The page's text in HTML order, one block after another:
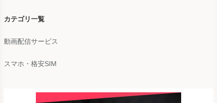
カテゴリ一覧
動画配信サービス
スマホ・格安SIM